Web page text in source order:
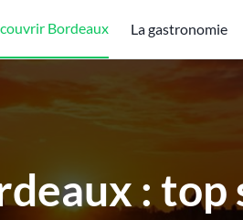
Bordeaux La gastronomie
: top